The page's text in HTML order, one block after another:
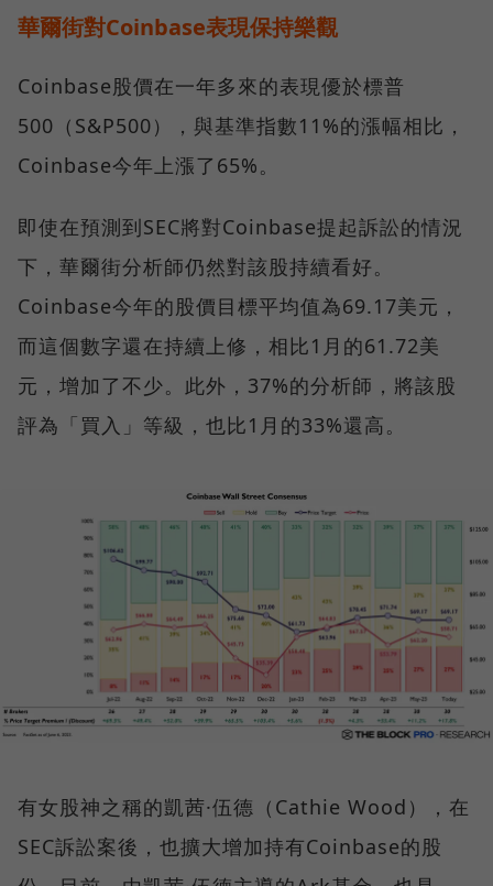
華爾街對Coinbase表現保持樂觀
Coinbase股價在一年多來的表現優於標普
500（S&P500），與基準指數11%的漲幅相比，
Coinbase今年上漲了65%。
即使在預測到SEC將對Coinbase提起訴訟的情況
下，華爾街分析師仍然對該股持續看好。
Coinbase今年的股價目標平均值為69.17美元，
而這個數字還在持續上修，相比1月的61.72美
元，增加了不少。此外，37%的分析師，將該股
評為「買入」等級，也比1月的33%還高。
有女股神之稱的凱茜·伍德（Cathie Wood），在
SEC訴訟案後，也擴大增加持有Coinbase的股